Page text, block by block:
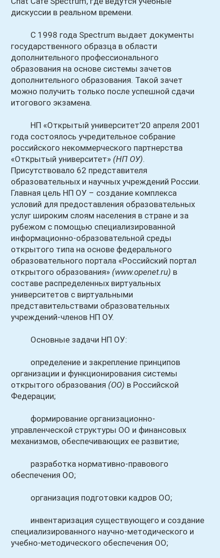
дискуссии в реальном времени.
С 1998 года Spectrum выдает документы
государственного образца в области
дополнительного профессионального
образования на основе системы зачетов
дополнительного образования. Такой зачет
можно получить только после успешной сдачи
итогового экзамена.
НП «Открытый университет'20 апреля 2001
года состоялось учредительное собрание
российского некоммерческого партнерства
«Открытый университет» (НП ОУ).
Присутствовало 62 представителя
образовательных и научных учреждений России.
Главная цель НП ОУ – создание комплекса
условий для предоставления образовательных
услуг широким слоям населения в стране и за
рубежом с помощью специализированной
информационно-образовательной среды
открытого типа на основе федерального
образовательного портала «Российский портал
открытого образования» (www.openet.ru) в
составе распределенных виртуальных
университетов с виртуальными
представительствами образовательных
учреждений-членов НП ОУ.
Основные задачи НП ОУ:
определение и закрепление принципов
организации и функционирования системы
открытого образования (ОО) в Российской
Федерации;
формирование организационно-
управленческой структуры ОО и финансовых
механизмов, обеспечивающих ее развитие;
разработка нормативно-правового
обеспечения ОО;
организация подготовки кадров ОО;
инвентаризация существующего и создание
специализированного научно-методического и
учебно-методического обеспечения ОО;